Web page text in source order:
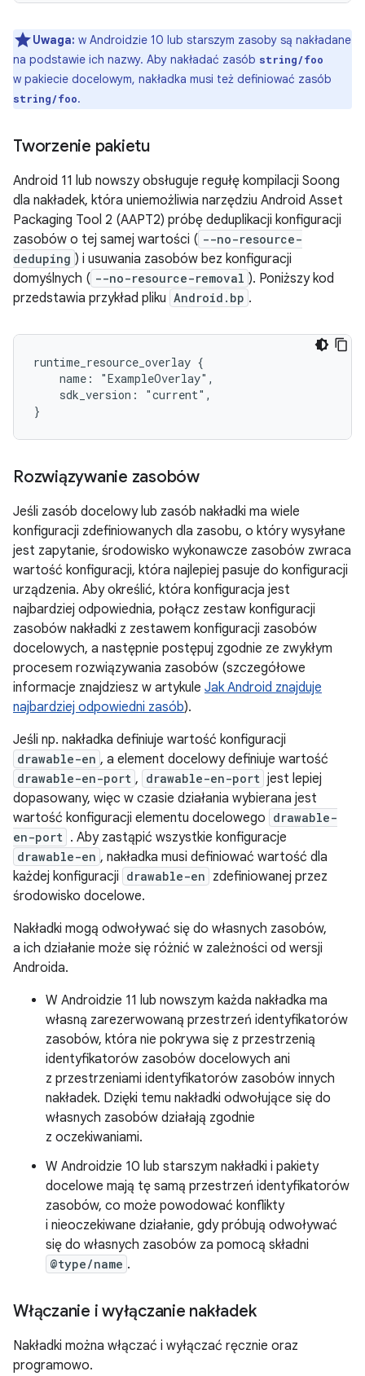
Uwaga: w Androidzie 10 lub starszym zasoby są nakładane
na podstawie ich nazwy. Aby nakładać zasób string/foo
w pakiecie docelowym, nakładka musi też definiować zasób
string/foo.
Tworzenie pakietu
Android 11 lub nowszy obsługuje regułę kompilacji Soong
dla nakładek, która uniemożliwia narzędziu Android Asset
Packaging Tool 2 (AAPT2) próbę deduplikacji konfiguracji
zasobów o tej samej wartości ( --no-resource-
deduping ) i usuwania zasobów bez konfiguracji
domyślnych ( --no-resource-removal ). Poniższy kod
przedstawia przykład pliku Android.bp .
runtime_resource_overlay {
    name: "ExampleOverlay",
    sdk_version: "current",
Rozwiązywanie zasobów
Jeśli zasób docelowy lub zasób nakładki ma wiele
konfiguracji zdefiniowanych dla zasobu, o który wysyłane
jest zapytanie, środowisko wykonawcze zasobów zwraca
wartość konfiguracji, która najlepiej pasuje do konfiguracji
urządzenia. Aby określić, która konfiguracja jest
najbardziej odpowiednia, połącz zestaw konfiguracji
zasobów nakładki z zestawem konfiguracji zasobów
docelowych, a następnie postępuj zgodnie ze zwykłym
procesem rozwiązywania zasobów (szczegółowe
informacje znajdziesz w artykule Jak Android znajduje
najbardziej odpowiedni zasób).
Jeśli np. nakładka definiuje wartość konfiguracji
drawable-en , a element docelowy definiuje wartość
drawable-en-port , drawable-en-port jest lepiej
dopasowany, więc w czasie działania wybierana jest
wartość konfiguracji elementu docelowego drawable-
en-port . Aby zastąpić wszystkie konfiguracje
drawable-en , nakładka musi definiować wartość dla
każdej konfiguracji drawable-en zdefiniowanej przez
środowisko docelowe.
Nakładki mogą odwoływać się do własnych zasobów,
a ich działanie może się różnić w zależności od wersji
Androida.
W Androidzie 11 lub nowszym każda nakładka ma
własną zarezerwowaną przestrzeń identyfikatorów
zasobów, która nie pokrywa się z przestrzenią
identyfikatorów zasobów docelowych ani
z przestrzeniami identyfikatorów zasobów innych
nakładek. Dzięki temu nakładki odwołujące się do
własnych zasobów działają zgodnie
z oczekiwaniami.
W Androidzie 10 lub starszym nakładki i pakiety
docelowe mają tę samą przestrzeń identyfikatorów
zasobów, co może powodować konflikty
i nieoczekiwane działanie, gdy próbują odwoływać
się do własnych zasobów za pomocą składni
@type/name .
Włączanie i wyłączanie nakładek
Nakładki można włączać i wyłączać ręcznie oraz
programowo.